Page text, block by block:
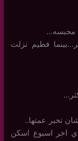
مجبسه…
فطيم نزلت
تخبر عمتها..
اخر اسبوع اسكن